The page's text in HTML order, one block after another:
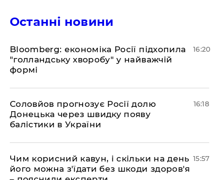
Останні новини
Bloomberg: економіка Росії підхопила
"голландську хворобу" у найважчій
формі
16:20
Соловйов прогнозує Росії долю
Донецька через швидку появу
балістики в України
16:18
Чим корисний кавун, і скільки на день
його можна з'їдати без шкоди здоров'я
15:57